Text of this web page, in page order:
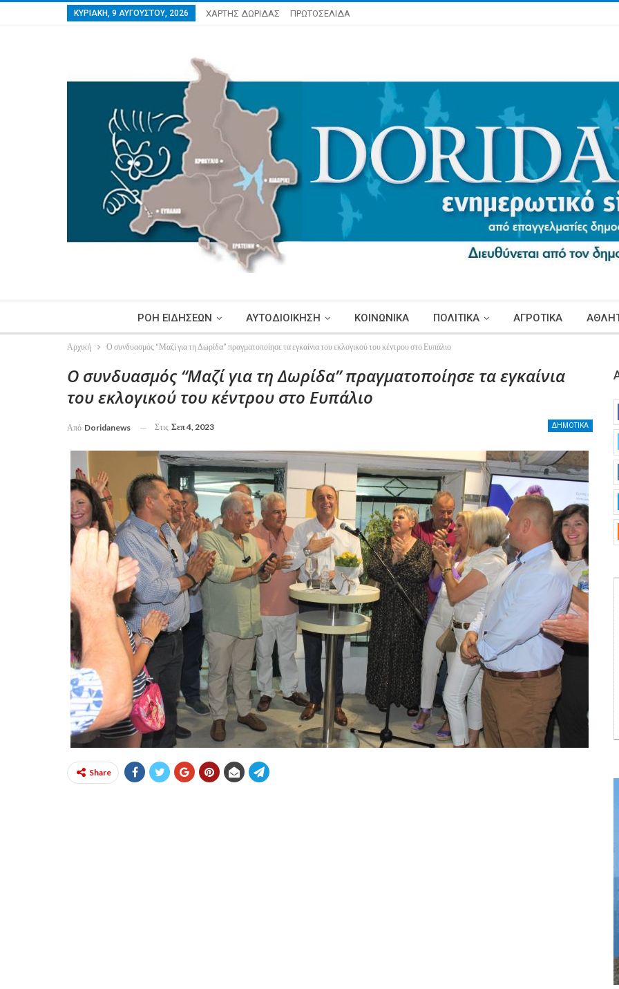
ΚΥΡΙΑΚΉ, 9 ΑΥΓΟΎΣΤΟΥ, 2026 ΧΑΡΤΗΣ ΔΩΡΙΔΑΣ ΠΡΩΤΟΣΕΛΙΔΑ
ΡΟΗ ΕΙΔΗΣΕΩΝ ΑΥΤΟΔΙΟΙΚΗΣΗ ΚΟΙΝΩΝΙΚΑ ΠΟΛΙΤΙΚΑ ΑΓΡΟΤΙΚΑ
Αρχική Ο συνδυασμός “Μαζί για τη Δωρίδα” πραγματοποίησε τα εγκαίνια του εκλογικού του κέντρου στο Ευπάλιο
Ο συνδυασμός “Μαζί για τη Δωρίδα” πραγματοποίησε τα εγκαίνια
του εκλογικού του κέντρου στο Ευπάλιο
ΔΗΜΟΤΙΚΑ
Από Doridanews Στις Σεπ 4, 2023
Share